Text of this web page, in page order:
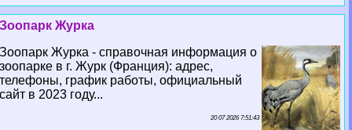
Зоопарк Журка
Зоопарк Журка - справочная информация о
зоопарке в г. Журк (Франция): адрес,
телефоны, график работы, официальный
сайт в 2023 году...
20 07 2026 7:51:43